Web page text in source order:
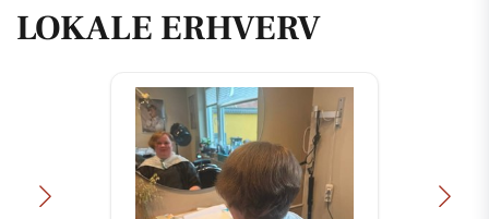
LOKALE ERHVERV